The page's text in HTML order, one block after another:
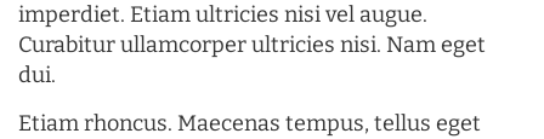
imperdiet. Etiam ultricies nisi vel augue.
Curabitur ullamcorper ultricies nisi. Nam eget
dui.
Etiam rhoncus. Maecenas tempus, tellus eget